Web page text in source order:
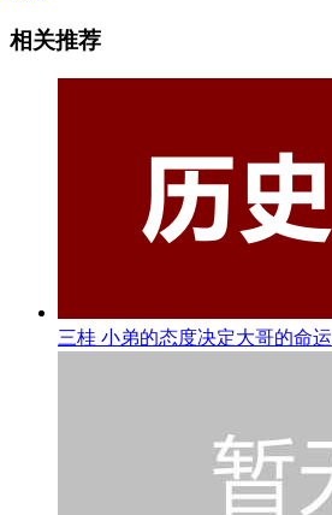
相关推荐
三桂 小弟的态度决定大哥的命运